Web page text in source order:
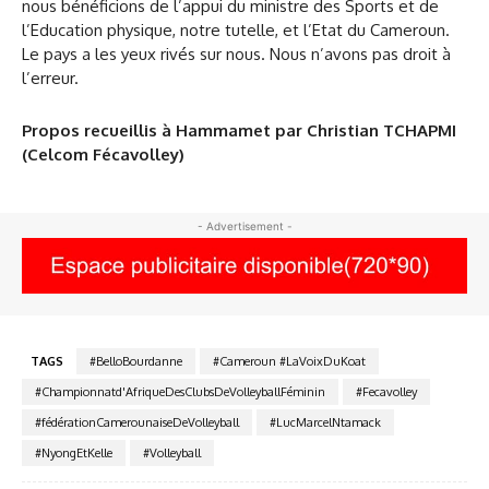
nous bénéficions de l’appui du ministre des Sports et de
l’Education physique, notre tutelle, et l’Etat du Cameroun.
Le pays a les yeux rivés sur nous. Nous n’avons pas droit à
l’erreur.
Propos recueillis à Hammamet par Christian TCHAPMI
(Celcom Fécavolley)
- Advertisement -
TAGS #BelloBourdanne
#Cameroun #LaVoixDuKoat
#Championnatd'AfriqueDesClubsDeVolleyballFéminin
#Fecavolley
#fédérationCamerounaiseDeVolleyball
#LucMarcelNtamack
#NyongEtKelle
#Volleyball